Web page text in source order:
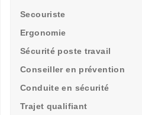
Secouriste
Ergonomie
Sécurité poste travail
Conseiller en prévention
Conduite en sécurité
Trajet qualifiant